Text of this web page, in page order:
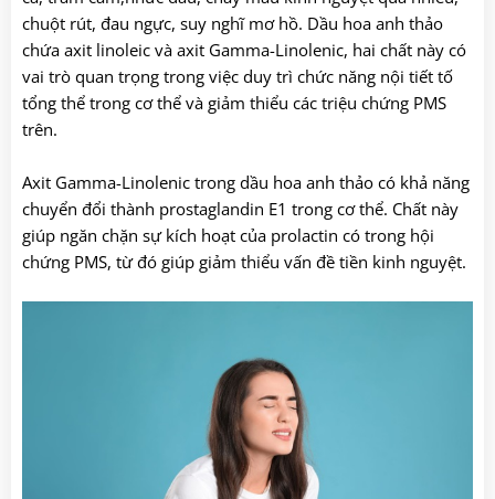
chuột rút, đau ngực, suy nghĩ mơ hồ. Dầu hoa anh thảo
chứa axit linoleic và axit Gamma-Linolenic, hai chất này có
vai trò quan trọng trong việc duy trì chức năng nội tiết tố
tổng thể trong cơ thể và giảm thiểu các triệu chứng PMS
trên.
Axit Gamma-Linolenic trong dầu hoa anh thảo có khả năng
chuyển đổi thành prostaglandin E1 trong cơ thể. Chất này
giúp ngăn chặn sự kích hoạt của prolactin có trong hội
chứng PMS, từ đó giúp giảm thiểu vấn đề tiền kinh nguyệt.